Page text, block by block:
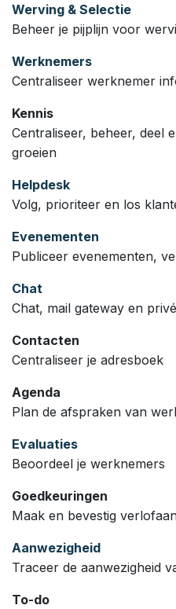
Werving & Selectie
Beheer je pijplijn voor
Werknemers
Centraliseer werknemer
Kennis
Centraliseer, beheer, deel
groeien
Helpdesk
Volg, prioriteer en los
Evenementen
Publiceer evenementen,
Chat
Chat, mail gateway en
Contacten
Centraliseer je adresboek
Agenda
Plan de afspraken van
Evaluaties
Beoordeel je werknemers
Goedkeuringen
Maak en bevestig
Aanwezigheid
Traceer de aanwezigheid
To-do